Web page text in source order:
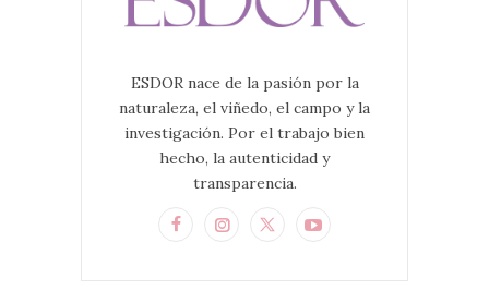
ESDOR nace de la pasión por la
naturaleza, el viñedo, el campo y la
investigación. Por el trabajo bien
hecho, la autenticidad y
transparencia.